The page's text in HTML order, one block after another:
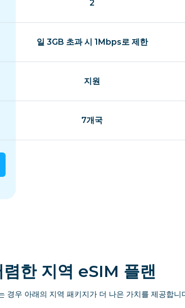
2
일 3GB 초과 시 1Mbps로 제한
지원
7개국
렴한 지역 eSIM 플랜
경우 아래의 지역 패키지가 더 나은 가치를 제공합니